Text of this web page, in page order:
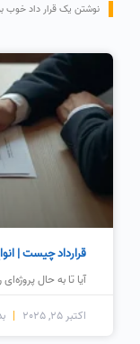
نوشتن یک قرار داد خوب
قرارداد چیست |
آیا تا به حال
اکتبر 25, 2025